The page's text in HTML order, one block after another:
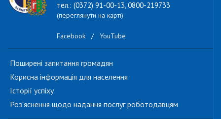
тел.: (0372) 91-00-13, 0800-219733
(переглянути на карті)
Facebook / YouTube
Поширені запитання громадян
Корисна інформація для населення
Історії успіху
Роз'яснення щодо надання послуг роботодавцям